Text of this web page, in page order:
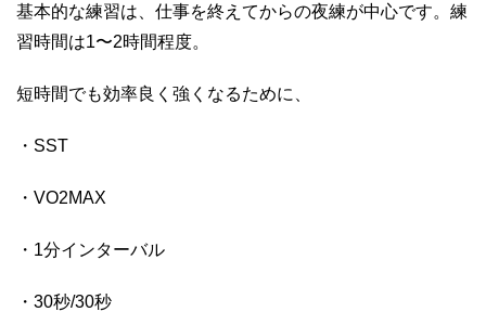
基本的な練習は、仕事を終えてからの夜練が中心です。練
習時間は1〜2時間程度。
短時間でも効率良く強くなるために、
・SST
・VO2MAX
・1分インターバル
・30秒/30秒